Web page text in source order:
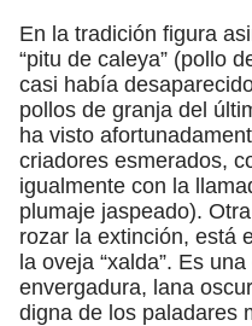
En la tradición figura
“pitu de caleya” (pollo
casi había
pollos de granja del
ha visto
criadores esmerados,
igualmente con la
plumaje jaspeado).
rozar la extinción, está
la oveja “xalda”. Es
envergadura, lana
digna de los paladares